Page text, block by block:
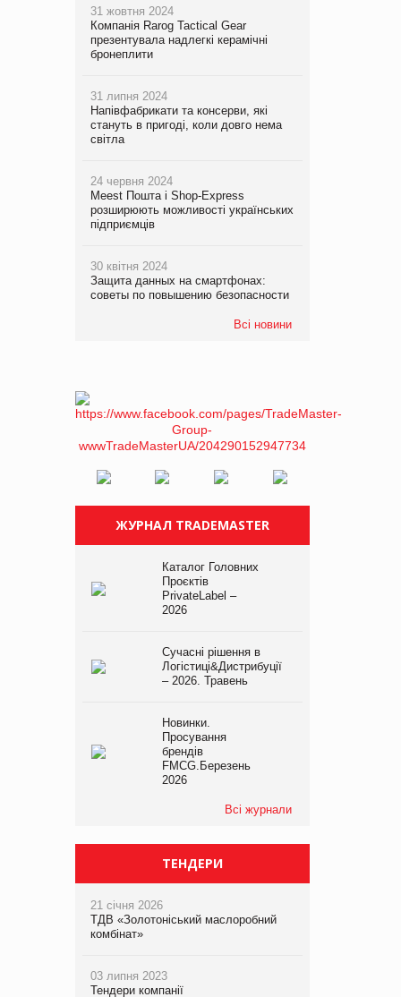
31 жовтня 2024
Компанія Rarog Tactical Gear
презентувала надлегкі керамічні
бронеплити
31 липня 2024
Напівфабрикати та консерви, які
стануть в пригоді, коли довго нема
світла
24 червня 2024
Meest Пошта і Shop-Express
розширюють можливості українських
підприємців
30 квітня 2024
Защита данных на смартфонах:
советы по повышению безопасности
Всі новини
ЖУРНАЛ TRADEMASTER
Каталог Головних
Проєктів
PrivateLabel –
2026
Сучасні рішення в
Логістиці&Дистрибуції
– 2026. Травень
Новинки.
Просування
брендів
FMCG.Березень
2026
Всі журнали
ТЕНДЕРИ
21 січня 2026
ТДВ «Золотоніський маслоробний
комбінат»
03 липня 2023
Тендери компанії